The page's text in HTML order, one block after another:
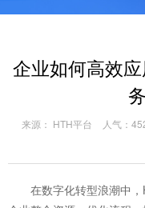
企业如何高效
来源： HTH平台 人气：
在数字化转型浪潮中，